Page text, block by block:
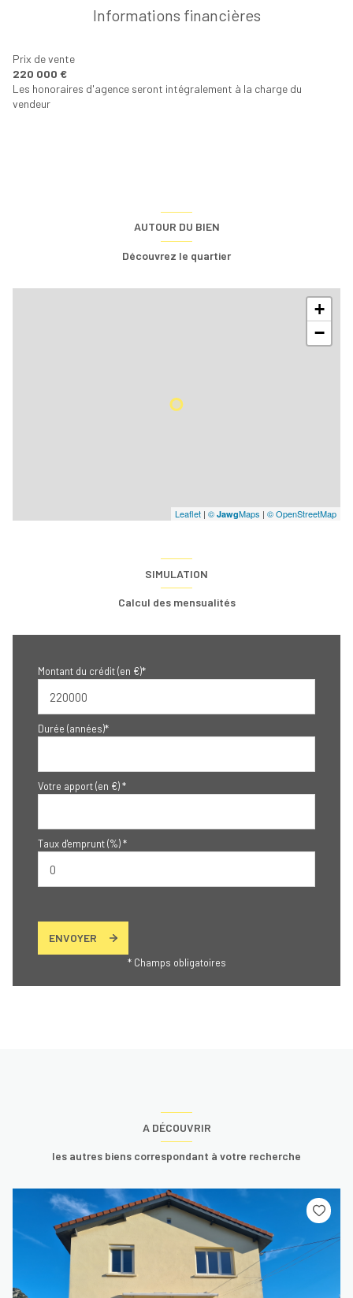
Informations financières
Prix de vente
220 000 €
Les honoraires d'agence seront intégralement à la charge du
vendeur
AUTOUR DU BIEN
Découvrez le quartier
+
−
Leaflet | © JawgMaps | © OpenStreetMap
SIMULATION
Calcul des mensualités
Montant du crédit (en €)*
Durée (années)*
Votre apport (en €) *
Taux d'emprunt (%) *
ENVOYER
* Champs obligatoires
A DÉCOUVRIR
les autres biens correspondant à votre recherche